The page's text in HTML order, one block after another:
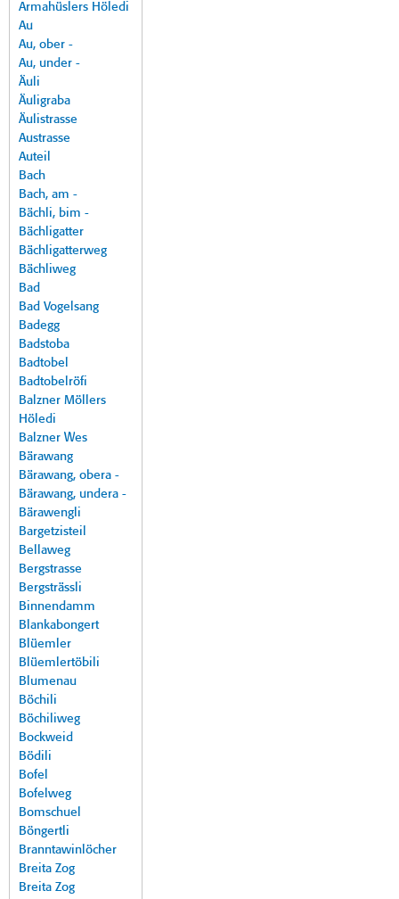
Armahüslers Höledi
Au
Au, ober -
Au, under -
Äuli
Äuligraba
Äulistrasse
Austrasse
Auteil
Bach
Bach, am -
Bächli, bim -
Bächligatter
Bächligatterweg
Bächliweg
Bad
Bad Vogelsang
Badegg
Badstoba
Badtobel
Badtobelröfi
Balzner Möllers
Höledi
Balzner Wes
Bärawang
Bärawang, obera -
Bärawang, undera -
Bärawengli
Bargetzisteil
Bellaweg
Bergstrasse
Bergsträssli
Binnendamm
Blankabongert
Blüemler
Blüemlertöbili
Blumenau
Böchili
Böchiliweg
Bockweid
Bödili
Bofel
Bofelweg
Bomschuel
Böngertli
Branntawinlöcher
Breita Zog
Breita Zog